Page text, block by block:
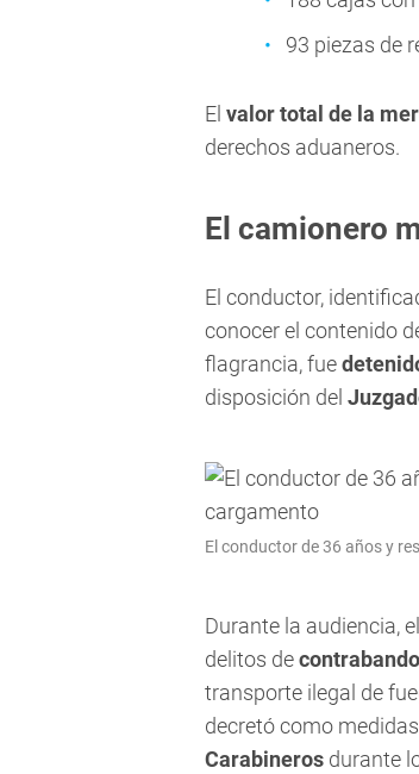
93 piezas de
El valor total de la
derechos aduaneros.
El camionero
El conductor,
conocer el contenido
flagrancia, fue
disposición del
El conductor de 36 años y
Durante la audiencia, el
delitos decontrabando
transporte ilegal de
decretó como
Carabineros durante